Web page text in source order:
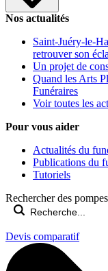
Nos actualités
Saint-Juéry-le-
retrouver son
Un projet de
Quand les Arts
Funéraires
Voir toutes les
Pour vous aider
Actualités du
Publications du
Tutoriels
Rechercher des
Devis comparatif